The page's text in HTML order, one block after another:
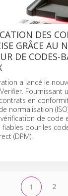
DES
GRÂCE AU
DE CODES-
a lancé le
Fournissant
en
normalisation
de code
pour les
(DPM).
1 2